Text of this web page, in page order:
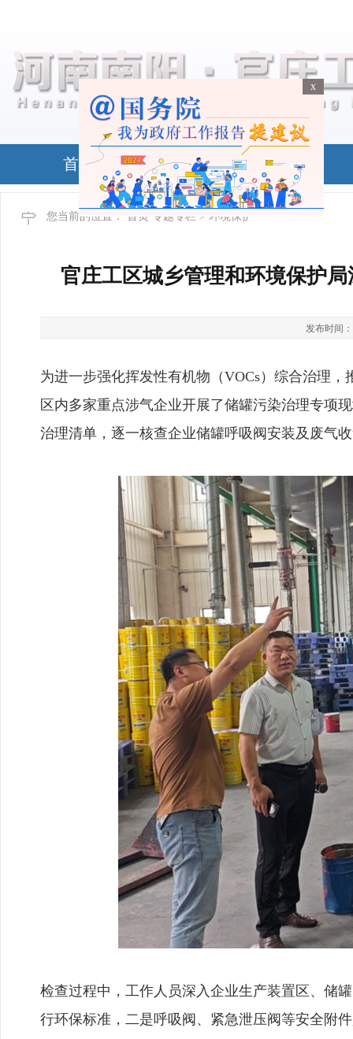
x
首页 政务公开
您当前的位置： 首页 专题专栏 > 环境保护
官庄工区城乡管理和环境保护
发布时间：
为进一步强化挥发性有机物（VOCs）综合治理
区内多家重点涉气企业开展了储罐污染治理专项
治理清单，逐一核查企业储罐呼吸阀安装及废气
检查过程中，工作人员深入企业生产装置区、储
行环保标准，二是呼吸阀、紧急泄压阀等安全附
x